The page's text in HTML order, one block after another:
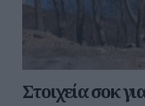
Στοιχεία σοκ